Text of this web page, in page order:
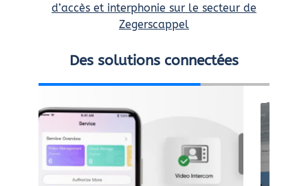
d’accès et interphonie sur le secteur de
Zegerscappel
Des solutions connectées